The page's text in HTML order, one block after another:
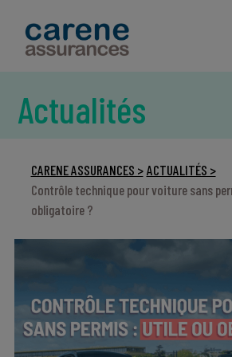
Actualités
CARENE ASSURANCES > ACTUALITÉS >
Contrôle technique pour voiture sans
obligatoire ?